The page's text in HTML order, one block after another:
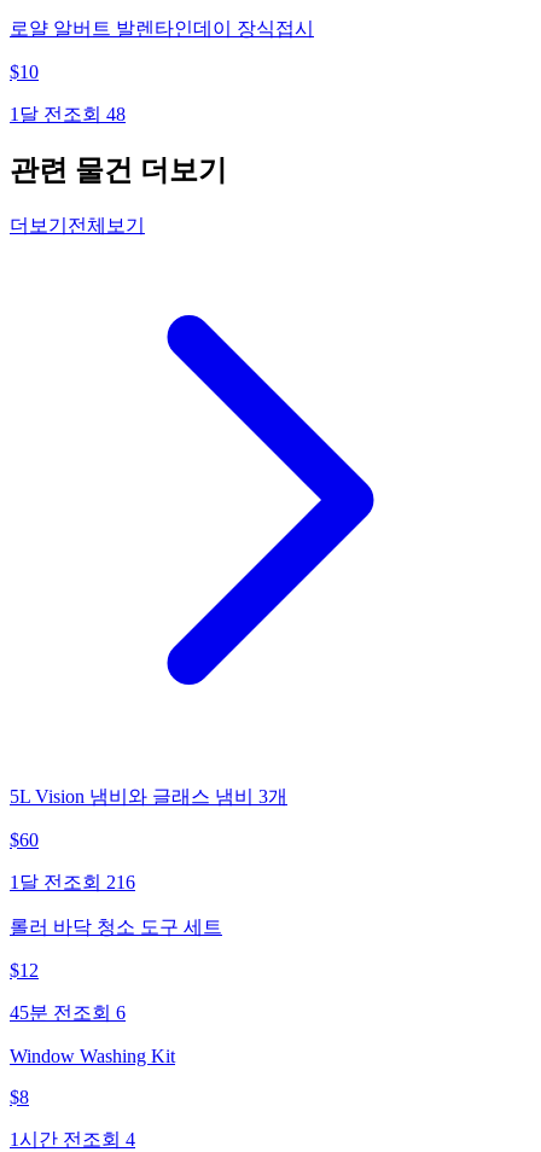
로얄 알버트 발렌타인데이 장식접시
$10
1달 전 조회 48
관련 물건 더보기
더보기 전체보기
5L Vision 냄비와 글래스 냄비 3개
$60
1달 전 조회 216
롤러 바닥 청소 도구 세트
$12
45분 전 조회 6
Window Washing Kit
$8
1시간 전 조회 4